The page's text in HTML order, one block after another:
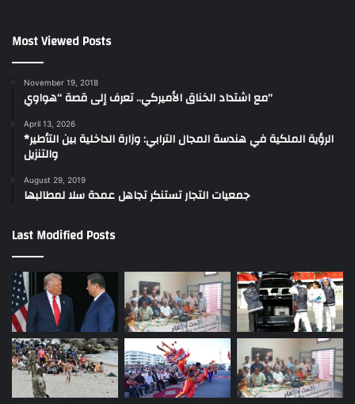
Most Viewed Posts
November 19, 2018
مع اشتداد الخناق الأميركي.. تعرف إلى قصة “هواوي”
April 13, 2026
*الرؤية الملكية في هندسة المجال الترابي: وزارة الداخلية بين التأطير
والتنزيل
August 29, 2019
جمعيات التجار تستنكر تجاهل عمدة سلا لمطالبها
Last Modified Posts